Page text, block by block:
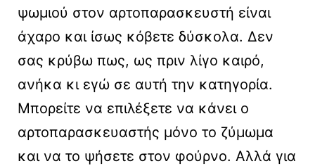
ψωμιού στον αρτοπαρασκευστή είναι
άχαρο και ίσως κόβετε δύσκολα. Δεν
σας κρύβω πως, ως πριν λίγο καιρό,
ανήκα κι εγώ σε αυτή την κατηγορία.
Μπορείτε να επιλέξετε να κάνει ο
αρτοπαρασκευαστής μόνο το ζύμωμα
και να το ψήσετε στον φούρνο. Αλλά για